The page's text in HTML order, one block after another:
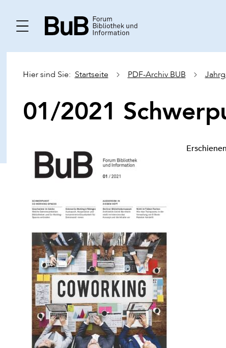
Hier sind Sie: Startseite PDF-Archiv BUB
01/2021